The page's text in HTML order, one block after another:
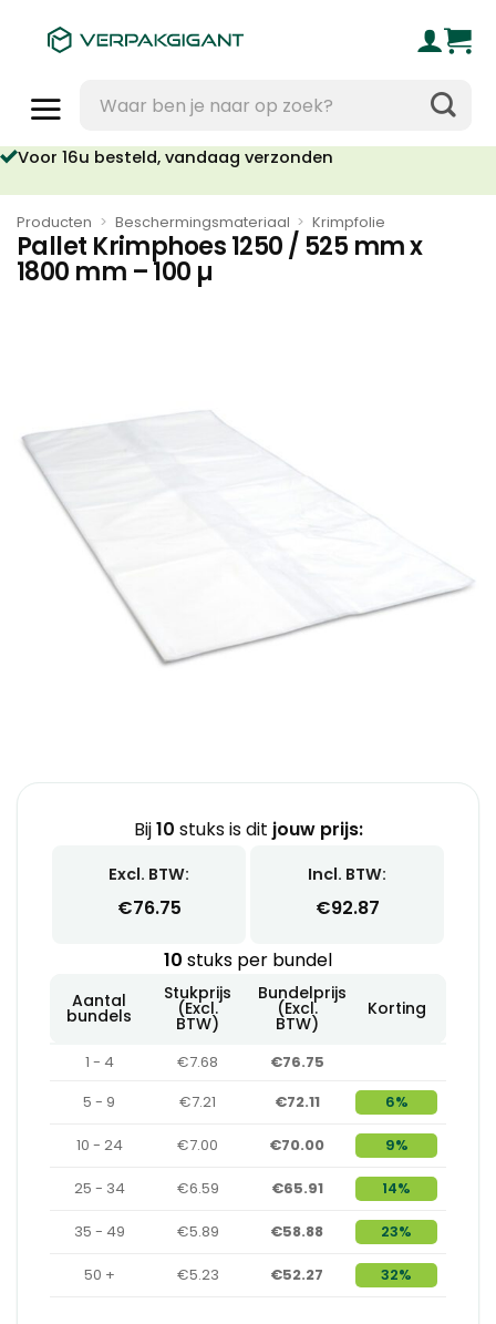
naar:
Voor 16u besteld, vandaag verzonden
Producten > Beschermingsmateriaal > Krimpfolie
Pallet Krimphoes 1250 / 525 mm x
1800 mm – 100 µ
Bij10 stuks is dit jouw prijs:
Excl. BTW:
€76.75
Incl. BTW:
€92.87
10 stuks per bundel
Aantal
bundels
Stukprijs
(Excl.
BTW)
Bundelprijs
(Excl.
BTW)
Korting
1 - 4 €7.68
€76.75
5 - 9
€7.21 €72.11 6%
10 - 24 €7.00 €70.00 9%
25 - 34 €6.59 €65.91 14%
35 - 49 €5.89 €58.88 23%
50 + €5.23 €52.27 32%